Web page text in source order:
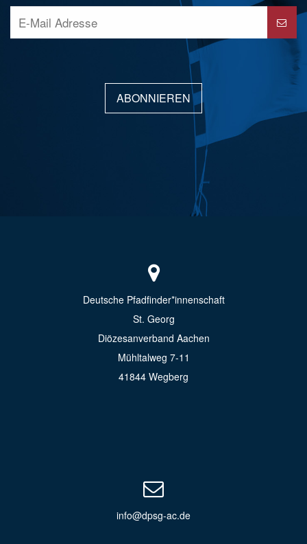
ABONNIEREN
Deutsche Pfadfinder*innenschaft
St. Georg
Diözesanverband Aachen
Mühltalweg 7-11
41844 Wegberg
info@dpsg-ac.de